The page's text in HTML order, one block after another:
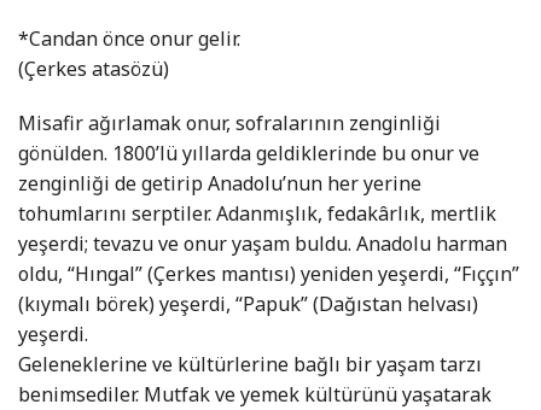
*Candan önce onur gelir.
(Çerkes atasözü)
Misafir ağırlamak onur, sofralarının zenginliği
gönülden. 1800’lü yıllarda geldiklerinde bu onur ve
zenginliği de getirip Anadolu’nun her yerine
tohumlarını serptiler. Adanmışlık, fedakârlık, mertlik
yeşerdi; tevazu ve onur yaşam buldu. Anadolu harman
oldu, “Hıngal” (Çerkes mantısı) yeniden yeşerdi, “Fıççın”
(kıymalı börek) yeşerdi, “Papuk” (Dağıstan helvası)
yeşerdi.
Geleneklerine ve kültürlerine bağlı bir yaşam tarzı
benimsediler. Mutfak ve yemek kültürünü yaşatarak